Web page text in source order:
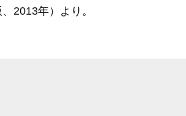
2013年）より。